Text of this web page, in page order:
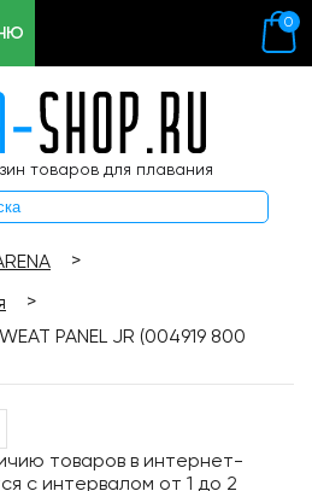
товаров для плавания
0
>
>
PANEL JR (004919 800
товаров в интернет-
с интервалом от 1 до 2